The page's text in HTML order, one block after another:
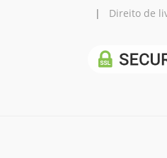
| Direito de